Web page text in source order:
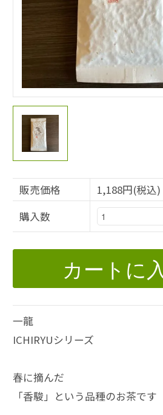
販売価格
1,188円(税込)
購入数
カートに
一龍
ICHIRYUシリーズ
春に摘んだ
「香駿」という品種のお茶です